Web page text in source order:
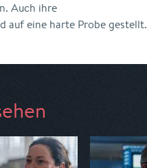
Auch ihre
auf eine harte Probe gestellt.